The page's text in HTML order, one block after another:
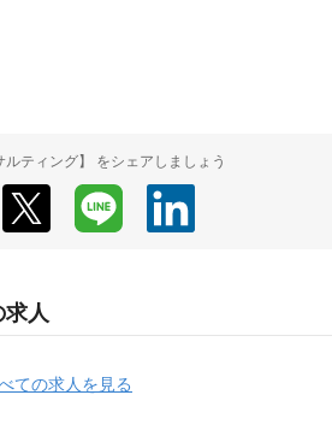
ティング】 をシェアしましょう
求人
ての求人を見る